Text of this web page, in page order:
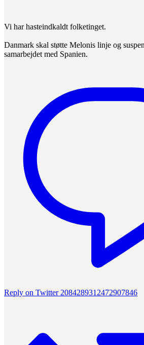
Vi har hasteindkaldt folketinget.
Danmark skal støtte Melonis linje og
samarbejdet med Spanien.
Reply on Twitter 2084289312472907846